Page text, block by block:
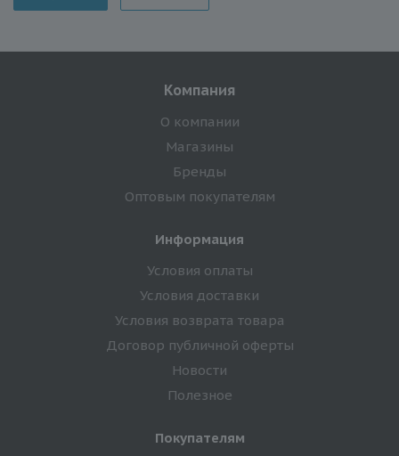
Компания
О компании
Магазины
Бренды
Оптовым покупателям
Информация
Условия оплаты
Условия доставки
Условия возврата товара
Договор публичной оферты
Новости
Полезное
Покупателям